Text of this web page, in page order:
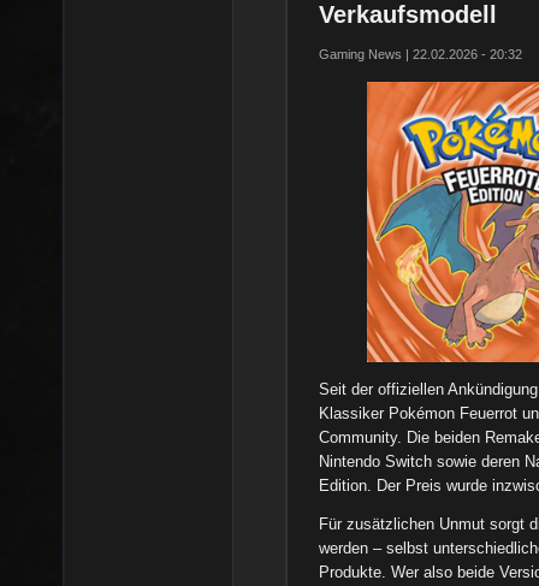
Verkaufsmodell
Gaming News | 22.02.2026 - 20:32
Seit der offiziellen
Klassiker Pokémon Feuerrot
Community. Die beiden
Nintendo Switch sowie deren
Edition. Der Preis wurde
Für zusätzlichen Unmut sorgt
werden – selbst
Produkte. Wer also beide